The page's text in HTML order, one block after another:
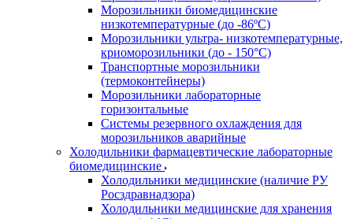
Морозильники биомедицинские
низкотемпературные (до -86ºС)
Морозильники ультра- низкотемпературные,
криоморозильники (до - 150°С)
Транспортные морозильники
(термоконтейнеры)
Морозильники лабораторные
горизонтальные
Системы резервного охлаждения для
морозильников аварийные
Холодильники фармацевтические лабораторные
биомедицинские
Холодильники медицинские (наличие РУ
Росздравнадзора)
Холодильники медицинские для хранения